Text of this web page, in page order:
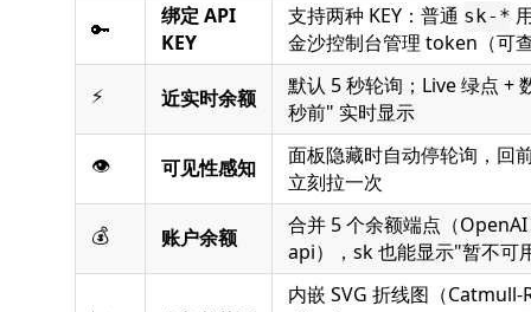
🔑
绑定 API
KEY
支持两种 KEY：普通 sk-*
金沙控制台管理 token（可
⚡️ 近实时余额
默认 5 秒轮询；Live 绿点 +
秒前" 实时显示
👁 可见性感知
面板隐藏时自动停轮询，回
立刻拉一次
💰 账户余额
合并 5 个余额端点（
api），sk 也能显示"暂不可
内嵌 SVG 折线图（Catmull-